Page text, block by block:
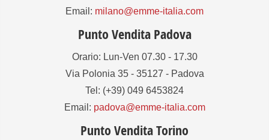
Email: milano@emme-italia.com
Punto Vendita Padova
Orario: Lun-Ven 07.30 - 17.30
Via Polonia 35 - 35127 - Padova
Tel: (+39) 049 6453824
Email: padova@emme-italia.com
Punto Vendita Torino